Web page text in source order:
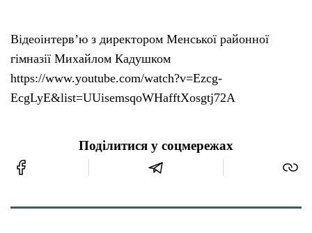
Відеоінтерв’ю з директором Менської районної
гімназії Михайлом Кадушком
https://www.youtube.com/watch?v=Ezcg-
EcgLyE&list=UUisemsqoWHafftXosgtj72A
Поділитися у соцмережах